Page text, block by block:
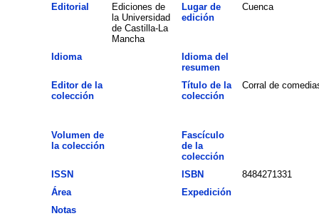
Editorial
Ediciones de
la Universidad
de Castilla-La
Mancha
Lugar de
edición
Cuenca
Idioma
Idioma del
resumen
Editor de la
colección
Título de la
colección
Corral de
Volumen de
la colección
Fascículo
de la
colección
ISSN
ISBN
8484271331
Área
Expedición
Notas